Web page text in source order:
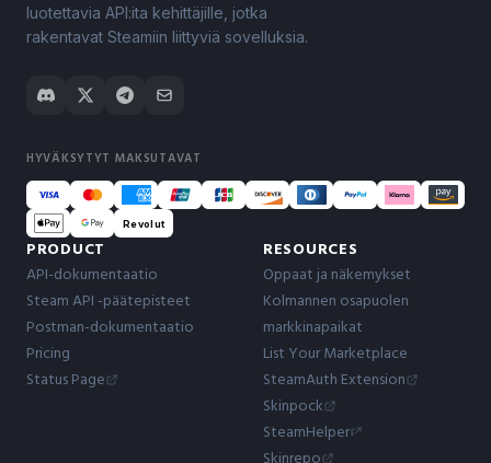
luotettavia API:ita kehittäjille, jotka
rakentavat Steamiin liittyviä sovelluksia.
HYVÄKSYTYT MAKSUTAVAT
Revolut
PRODUCT
API-dokumentaatio
Steam API -päätepisteet
Postman-dokumentaatio
Pricing
Status Page
RESOURCES
Oppaat ja näkemykset
Kolmannen osapuolen
markkinapaikat
List Your Marketplace
SteamAuth Extension
Skinpock
SteamHelper